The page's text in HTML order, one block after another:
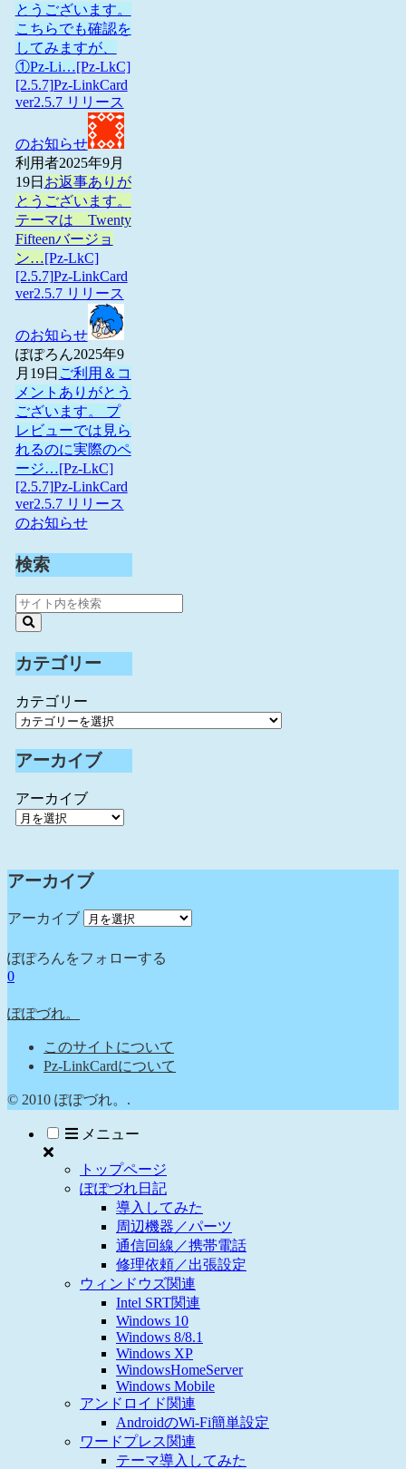
とうございます。
こちらでも確認を
してみますが、
①Pz-Li…[Pz-LkC]
[2.5.7]Pz-LinkCard
ver2.5.7 リリース
のお知らせ
利用者2025年9月
19日 お返事ありが
とうございます。
テーマは Twenty
Fifteenバージョ
ン…[Pz-LkC]
[2.5.7]Pz-LinkCard
ver2.5.7 リリース
のお知らせ
ぽぽろん2025年9
月19日 ご利用＆コ
メントありがとう
ございます。 プ
レビューでは見ら
れるのに実際のペ
ージ…[Pz-LkC]
[2.5.7]Pz-LinkCard
ver2.5.7 リリース
のお知らせ
検索
カテゴリー
カテゴリー
アーカイブ
アーカイブ
アーカイブ
アーカイブ
ぽぽろんをフォローする
0
ぽぽづれ。
このサイトについて
Pz-LinkCardについて
© 2010 ぽぽづれ。.
メニュー
トップページ
ぽぽづれ日記
導入してみた
周辺機器／パーツ
通信回線／携帯電話
修理依頼／出張設定
ウィンドウズ関連
Intel SRT関連
Windows 10
Windows 8/8.1
Windows XP
WindowsHomeServer
Windows Mobile
アンドロイド関連
AndroidのWi-Fi簡単設定
ワードプレス関連
テーマ導入してみた